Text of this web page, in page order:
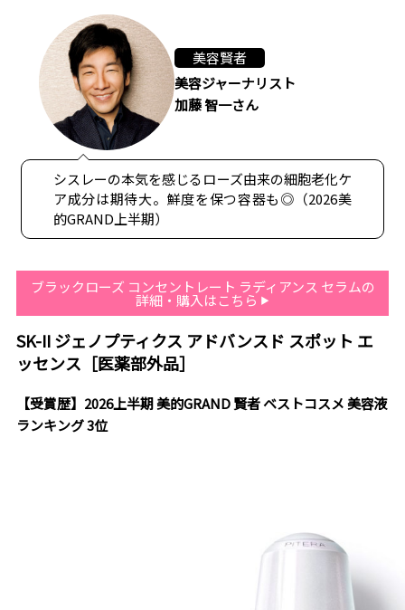
美容賢者
美容ジャーナリスト
加藤 智一さん
シスレーの本気を感じるローズ由来の細胞老化ケ
ア成分は期待大。鮮度を保つ容器も◎（2026美
的GRAND上半期）
ブラックローズ コンセントレート ラディアンス セラムの
詳細・購入はこちら
SK-II ジェノプティクス アドバンスド スポット エ
ッセンス［医薬部外品］
【受賞歴】2026上半期 美的GRAND 賢者 ベストコスメ 美容液
ランキング 3位